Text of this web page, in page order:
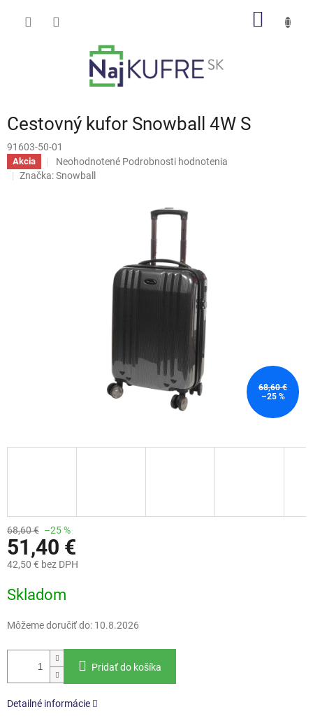
Cestovný kufor Snowball 4W S
91603-50-01
Akcia
Priemerné
hodnotenie
Neohodnotené Podrobnosti hodnotenia
Značka:Snowball
68,60 €
–25 %
68,60 € –25 %
51,40 €
42,50 € bez DPH
cena:
Skladom
Môžeme doručiť do: 10.8.2026
Pridať do košíka
Detailné informácie